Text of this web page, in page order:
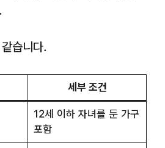
습니다.
세부 조건
12세 이하 자녀를 둔 가구
포함